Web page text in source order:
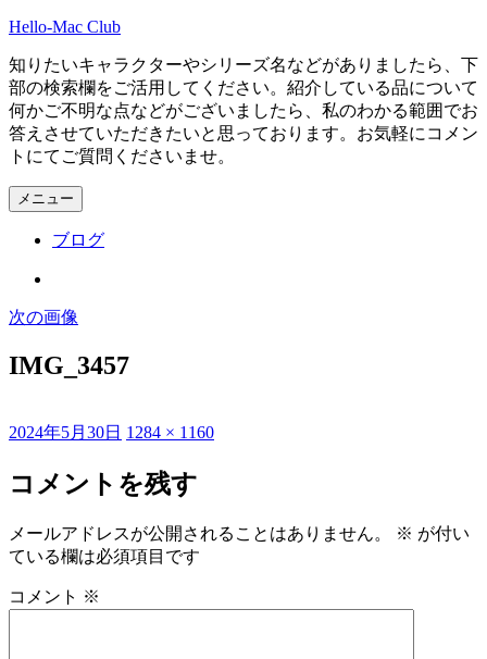
コ
テ
ン
ツ
へ
ス
キ
ッ
Hello-Mac Club
知りたいキャラクターやシリーズ名などがありましたら、下
部の検索欄をご活用してください。紹介している品について
何かご不明な点などがございましたら、私のわかる範囲でお
答えさせていただきたいと思っております。お気軽にコメン
トにてご質問くださいませ。
メニュー
ブログ
次の画像
IMG_3457
投
日:
2024年5月30日 フ
サ
イ
1284 × 1160
コメントを残す
メールアドレスが公開されることはありません。 ※ が付い
ている欄は必須項目です
コメント ※